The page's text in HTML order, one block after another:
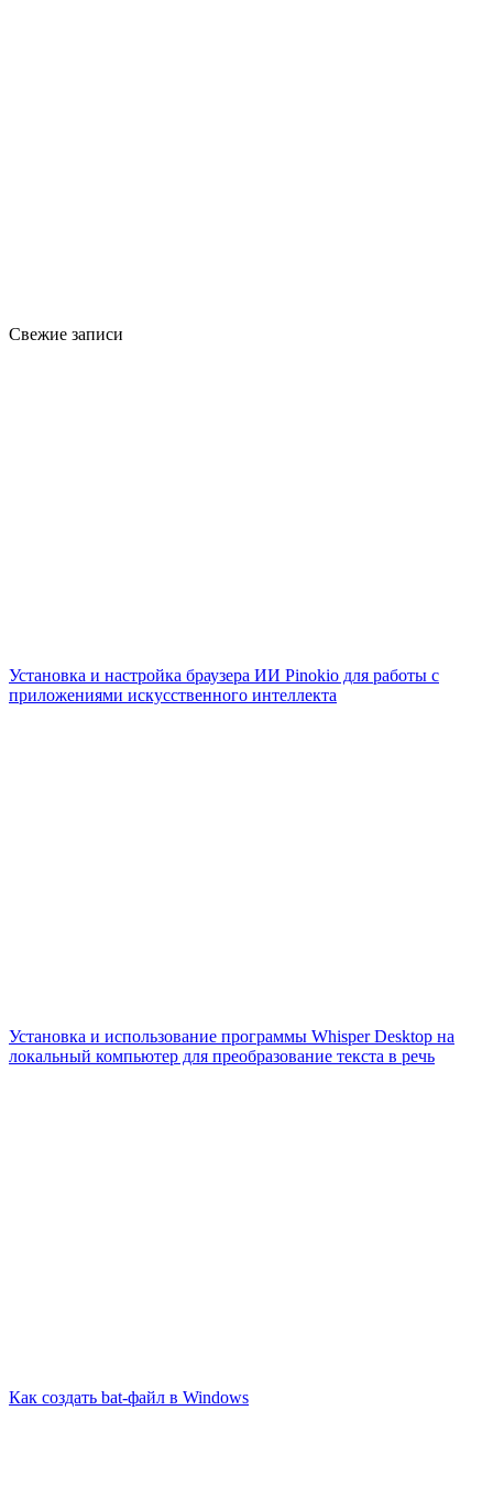
Свежие записи
Установка и настройка браузера ИИ Pinokio для работы с
приложениями искусственного интеллекта
Установка и использование программы Whisper Desktop на
локальный компьютер для преобразование текста в речь
Как создать bat-файл в Windows